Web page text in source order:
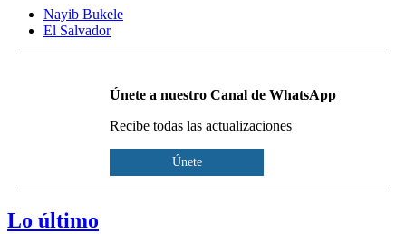
Nayib Bukele
El Salvador
Únete a nuestro Canal de WhatsApp
Recibe todas las actualizaciones
Únete
Lo último